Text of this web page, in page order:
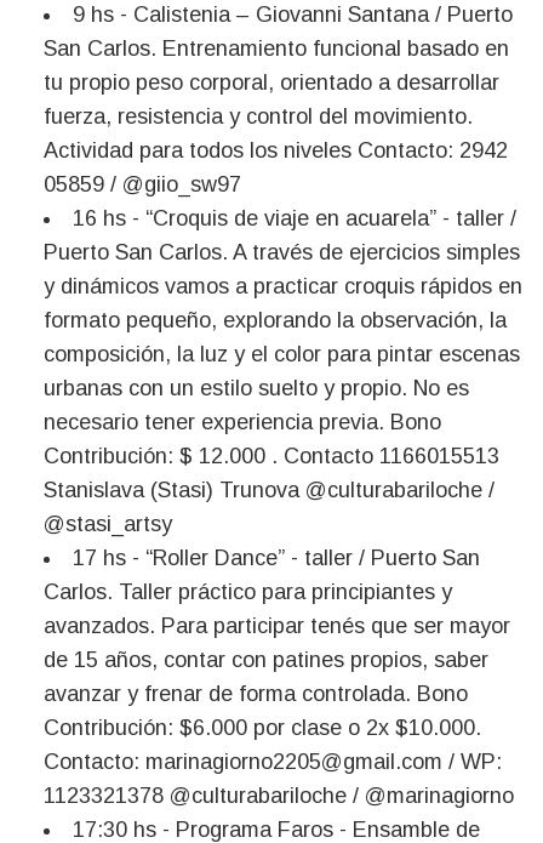
9 hs - Calistenia – Giovanni Santana / Puerto
San Carlos. Entrenamiento funcional basado en
tu propio peso corporal, orientado a desarrollar
fuerza, resistencia y control del movimiento.
Actividad para todos los niveles Contacto: 2942
05859 / @giio_sw97
16 hs - “Croquis de viaje en acuarela” - taller /
Puerto San Carlos. A través de ejercicios simples
y dinámicos vamos a practicar croquis rápidos en
formato pequeño, explorando la observación, la
composición, la luz y el color para pintar escenas
urbanas con un estilo suelto y propio. No es
necesario tener experiencia previa. Bono
Contribución: $ 12.000 . Contacto 1166015513
Stanislava (Stasi) Trunova @culturabariloche /
@stasi_artsy
17 hs - “Roller Dance” - taller / Puerto San
Carlos. Taller práctico para principiantes y
avanzados. Para participar tenés que ser mayor
de 15 años, contar con patines propios, saber
avanzar y frenar de forma controlada. Bono
Contribución: $6.000 por clase o 2x $10.000.
Contacto: marinagiorno2205@gmail.com / WP:
1123321378 @culturabariloche / @marinagiorno
17:30 hs - Programa Faros - Ensamble de